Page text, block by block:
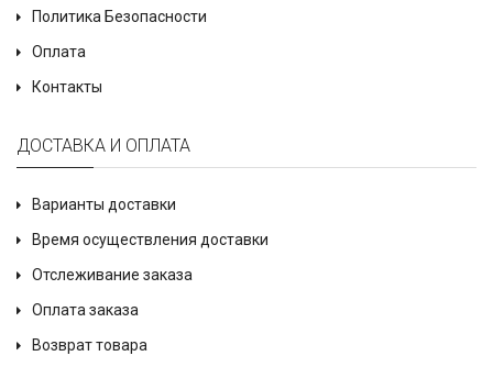
Политика Безопасности
Оплата
Контакты
ДОСТАВКА И ОПЛАТА
Варианты доставки
Время осуществления доставки
Отслеживание заказа
Оплата заказа
Возврат товара